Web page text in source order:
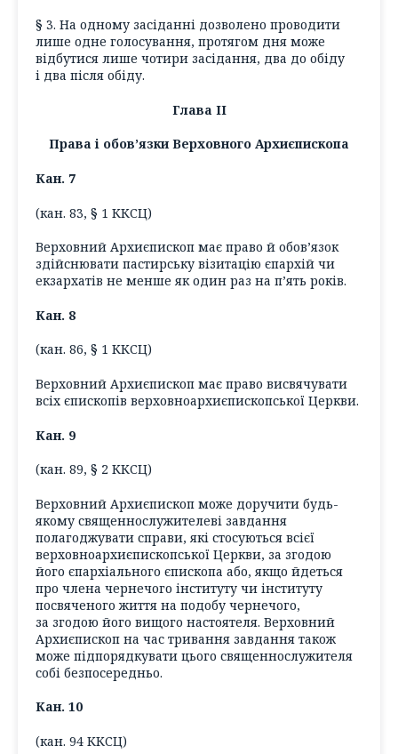
§ 3. На одному засіданні дозволено проводити
лише одне голосування, протягом дня може
відбутися лише чотири засідання, два до обіду
і два після обіду.
Глава ІІ
Права і обов’язки Верховного Архиєпископа
Кан. 7
(кан. 83, § 1 ККСЦ)
Верховний Архиєпископ має право й обов’язок
здійснювати пастирську візитацію єпархій чи
екзархатів не менше як один раз на п’ять років.
Кан. 8
(кан. 86, § 1 ККСЦ)
Верховний Архиєпископ має право висвячувати
всіх єпископів верховноархиєпископської Церкви.
Кан. 9
(кан. 89, § 2 ККСЦ)
Верховний Архиєпископ може доручити будь-
якому священнослужителеві завдання
полагоджувати справи, які стосуються всієї
верховноархиєпископської Церкви, за згодою
його єпархіального єпископа або, якщо йдеться
про члена чернечого інституту чи інституту
посвяченого життя на подобу чернечого,
за згодою його вищого настоятеля. Верховний
Архиєпископ на час тривання завдання також
може підпорядкувати цього священнослужителя
собі безпосередньо.
Кан. 10
(кан. 94 ККСЦ)